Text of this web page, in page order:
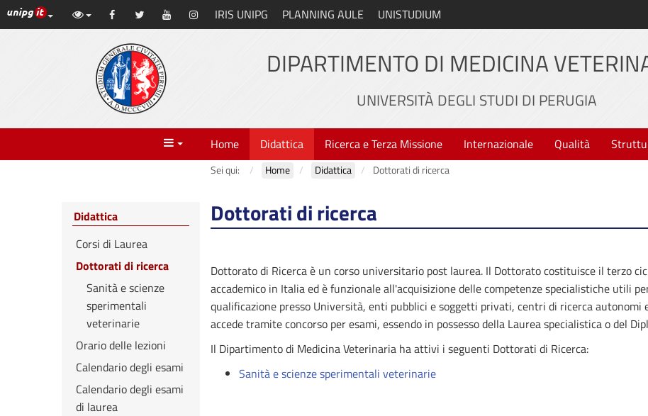
Vai
al
Link ai principali servizi web di Ateneo
Facebook Twitter YouTube Instagram
IRIS UNIPG PLANNING AULE UNISTUDIUM
DIPARTIMENTO DI MEDICINA
UNIVERSITÀ DEGLI STUDI DI PERUGIA
Menu Home Didattica Ricerca e Terza Missione Internazionale Qualità
Sei qui: Home Didattica Dottorati di ricerca
Dottorati di ricerca
Dottorato di Ricerca è un corso universitario post laurea. Il Dottorato costituisce il terzo
accademico in Italia ed è funzionale all'acquisizione delle competenze specialistiche utili
qualificazione presso Università, enti pubblici e soggetti privati, centri di ricerca
accede tramite concorso per esami, essendo in possesso della Laurea specialistica o del
Il Dipartimento di Medicina Veterinaria ha attivi i seguenti Dottorati di Ricerca:
Sanità e scienze sperimentali veterinarie
Didattica
Corsi di Laurea
Dottorati di ricerca
Sanità e scienze
sperimentali
veterinarie
Orario delle lezioni
Calendario degli esami
Calendario degli esami
di laurea